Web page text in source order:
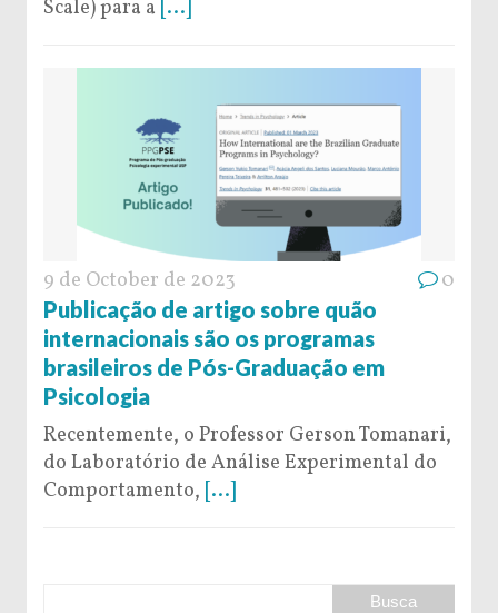
Scale) para a [...]
9 de October de 2023 0
Publicação de artigo sobre quão
internacionais são os programas
brasileiros de Pós-Graduação em
Psicologia
Recentemente, o Professor Gerson Tomanari,
do Laboratório de Análise Experimental do
Comportamento, [...]